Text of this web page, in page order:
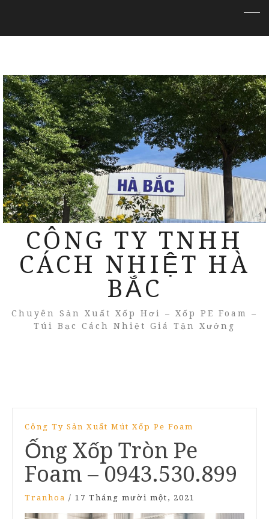
CÔNG TY TNHH
CÁCH NHIỆT HÀ
BẮC
Chuyên Sản Xuất Xốp Hơi – Xốp PE Foam –
Túi Bạc Cách Nhiệt Giá Tận Xưởng
Công Ty Sản Xuất Mút Xốp Pe Foam
Ống Xốp Tròn Pe
Foam – 0943.530.899
Tranhoa / 17 Tháng mười một, 2021